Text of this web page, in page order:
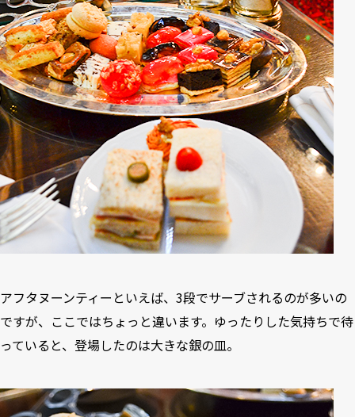
アフタヌーンティーといえば、3段でサーブされるのが多いの
ですが、ここではちょっと違います。ゆったりした気持ちで待
っていると、登場したのは大きな銀の皿。